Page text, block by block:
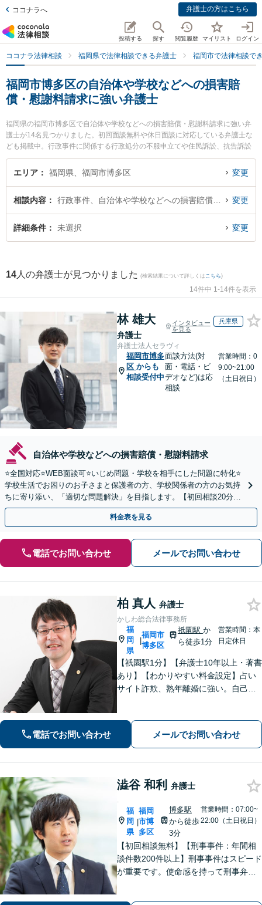
ココナラへ 弁護士の方はこちら
投稿する 探す 閲覧履歴 マイリスト ログイン
ココナラ法律相談 福岡県で法律相談できる弁護士 福岡市で法律相談で
福岡市博多区の自治体や学校などへの損害賠
償・慰謝料請求に強い弁護士
福岡県の福岡市博多区で自治体や学校などへの損害賠償・慰謝料請求に強い弁
護士が14名見つかりました。初回面談無料や休日面談に対応している弁護士な
ども掲載中。行政事件に関係する行政処分の不服申立てや住民訴訟、抗告訴訟
（処分取り消し等）等の細かな分野での絞り込み検索もでき便利です。特にか
しわ総合法律事務所の柏 真人弁護士や.の澁谷 和利弁護士、浜田法律事務所の
慰謝料請求のトラブルを今すぐに弁護士に相談したい』『自治体や学校などへ
の損害賠償・慰謝料請求のトラブル解決の実績豊富な近くの弁護士を検索した
い』『初回相談無料で自治体や学校などへの損害賠償・慰謝料請求を法律相談
エリア 福岡県、福岡市博多区 変更
相談内容 変更
詳細条件 未選択 変更
14 人の弁護士が見つかりました (検索結果について詳しくは こちら)
14件中 1-14件を表示
林 雄大
弁護士
インタビュー
を見る
兵庫県
弁護士法人セラヴィ
福岡市博多
区 からも
相談受付中
面談方法(対
面・電話・ビ
デオなど)は応
相談
営業時間：0
9:00~21:00
（土日祝日）
自治体や学校などへの損害賠償・慰謝料請求
⭐️全国対応⭐️WEB面談可⭐️いじめ問題・学校を相手にした問題に特化⭐️
学校生活でお困りのお子さまと保護者の方、学校関係者の方のお気持
ちに寄り添い、「適切な問題解決」を目指します。【初回相談20分無
料】
料金表を見る
電話でお問い合わせ メールでお問い合わせ
柏 真人 弁護士
かしわ総合法律事務所
福
岡
県
|
福岡市
博多区
祇園駅 か
ら徒歩1分
営業時間：本
日定休日
【祇園駅1分】【弁護士10年以上・著書
あり】【わかりやすい料金設定】占い
サイト詐欺、熟年離婚に強い。自己破
詐欺、刑事事件（博多警察署まで徒歩5
分）や相続にも対応。
電話でお問い合わせ メールでお問い合わせ
澁谷 和利 弁護士
.
福
岡
県
|
福岡
市博
多区
博多駅
から徒歩
3分
営業時間：07:00~
22:00（土日祝日）
【初回相談無料】【刑事事件：年間相
談件数200件以上】刑事事件はスピード
が重要です。使命感を持って刑事弁護